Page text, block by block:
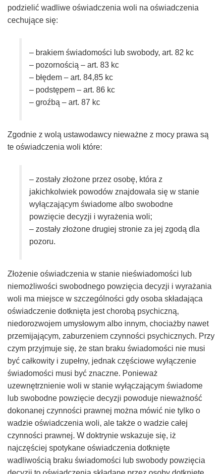
podzielić wadliwe oświadczenia woli na oświadczenia
cechujące się:
– brakiem świadomości lub swobody, art. 82 kc
– pozornością – art. 83 kc
– błędem – art. 84,85 kc
– podstępem – art. 86 kc
– groźbą – art. 87 kc
Zgodnie z wolą ustawodawcy nieważne z mocy prawa są
te oświadczenia woli które:
– zostały złożone przez osobę, która z
jakichkolwiek powodów znajdowała się w stanie
wyłączającym świadome albo swobodne
powzięcie decyzji i wyrażenia woli;
– zostały złożone drugiej stronie za jej zgodą dla
pozoru.
Złożenie oświadczenia w stanie nieświadomości lub
niemożliwości swobodnego powzięcia decyzji i wyrażania
woli ma miejsce w szczególności gdy osoba składająca
oświadczenie dotknięta jest chorobą psychiczną,
niedorozwojem umysłowym albo innym, chociażby nawet
przemijającym, zaburzeniem czynności psychicznych. Przy
czym przyjmuje się, że stan braku świadomości nie musi
być całkowity i zupełny, jednak częściowe wyłączenie
świadomości musi być znaczne. Ponieważ
uzewnętrznienie woli w stanie wyłączającym świadome
lub swobodne powzięcie decyzji powoduje nieważność
dokonanej czynności prawnej można mówić nie tylko o
wadzie oświadczenia woli, ale także o wadzie całej
czynności prawnej. W doktrynie wskazuje się, iż
najczęściej spotykane oświadczenia dotknięte
wadliwością braku świadomości lub swobody powzięcia